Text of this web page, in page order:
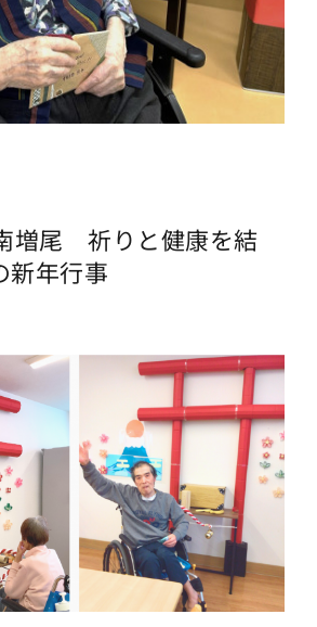
増尾 祈りと健康を結
新年行事